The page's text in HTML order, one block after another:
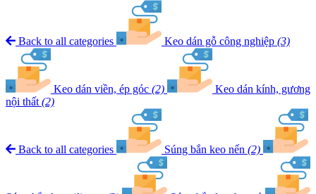
Back to all categories Keo dán gỗ công nghiệp (3)
Keo dán viền, ép góc (2)
Keo dán kính, gương
nội thất (2)
Back to all categories Súng bắn keo nến (2)